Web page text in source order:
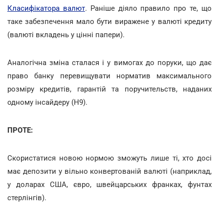
Класифікатора валют. Раніше діяло правило про те, що
таке забезпечення мало бути виражене у валюті кредиту
(валюті вкладень у цінні папери).
Аналогічна зміна сталася і у вимогах до поруки, що дає
право банку перевищувати норматив максимального
розміру кредитів, гарантій та поручительств, наданих
одному інсайдеру (Н9).
ПРОТЕ:
Скористатися новою нормою зможуть лише ті, хто досі
має депозити у вільно конвертованій валюті (наприклад,
у доларах США, євро, швейцарських франках, фунтах
стерлінгів).